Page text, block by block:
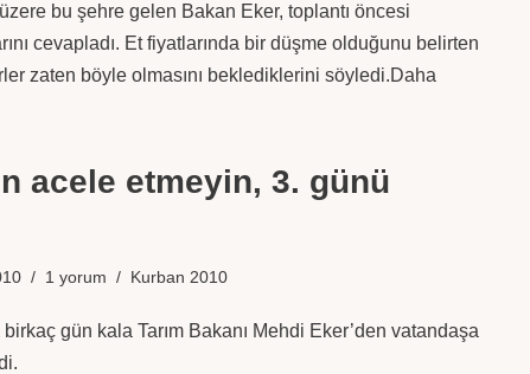
bu şehre gelen Bakan Eker, toplantı öncesi
cevapladı. Et fiyatlarında bir düşme olduğunu belirten
zaten böyle olmasını beklediklerini söyledi.Daha
acele etmeyin, 3. günü
1 yorum Kurban 2010
birkaç gün kala Tarım Bakanı Mehdi Eker’den vatandaşa